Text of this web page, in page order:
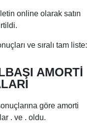
online olarak satın
ve sıralı tam liste:
AMORTİ
göre amorti
. ve . oldu.